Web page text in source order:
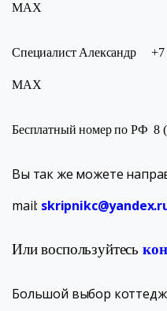
МАХ
Специалист Александр
МАХ
Бесплатный номер по РФ 8
Вы так же можете
mail:
Или воспользуйтесь
Большой выбор